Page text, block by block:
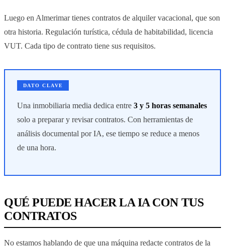
Luego en Almerimar tienes contratos de alquiler vacacional, que son
otra historia. Regulación turística, cédula de habitabilidad, licencia
VUT. Cada tipo de contrato tiene sus requisitos.
DATO CLAVE
Una inmobiliaria media dedica entre 3 y 5 horas semanales
solo a preparar y revisar contratos. Con herramientas de
análisis documental por IA, ese tiempo se reduce a menos
de una hora.
QUÉ PUEDE HACER LA IA CON TUS
CONTRATOS
No estamos hablando de que una máquina redacte contratos de la